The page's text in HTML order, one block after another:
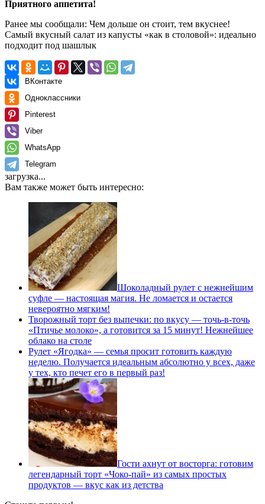
Приятного аппетита!
Ранее мы сообщали: Чем дольше он стоит, тем вкуснее!
Самый вкусный салат из капусты «как в столовой»: идеально
подходит под шашлык
ВКонтакте
Одноклассники
Pinterest
Viber
WhatsApp
Telegram
загрузка...
Вам также может быть интересно:
Шоколадный рулет с нежнейшим
суфле — настоящая магия. Не ломается и остается
невероятно мягким!
Творожный торт без выпечки: по вкусу — точь-в-точь
«Птичье молоко», а готовится за 15 минут! Нежнейшее
облако на столе
Рулет «Ягодка» — семья просит готовить каждую
неделю. Получается идеальным абсолютно у всех, даже
у тех, кто печет его в первый раз!
Гости ахнут от восторга: готовим
легендарный торт «Чоко-пай» из самых простых
продуктов — вкус как из детства